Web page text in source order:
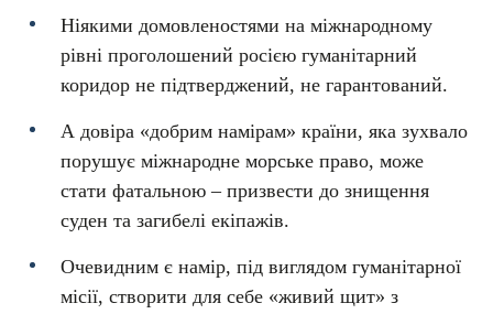
Ніякими домовленостями на міжнародному
рівні проголошений росією гуманітарний
коридор не підтверджений, не гарантований.
А довіра «добрим намірам» країни, яка зухвало
порушує міжнародне морське право, може
стати фатальною – призвести до знищення
суден та загибелі екіпажів.
Очевидним є намір, під виглядом гуманітарної
місії, створити для себе «живий щит» з